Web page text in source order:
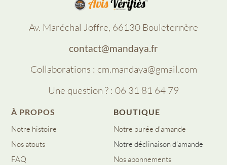
Av. Maréchal Joffre, 66130 Bouleternère
contact@mandaya.fr
Collaborations : cm.mandaya@gmail.com
Une question ? : 06 31 81 64 79
À PROPOS
Notre histoire
Nos atouts
FAQ
BOUTIQUE
Notre purée d’amande
Notre déclinaison d’amande
Nos abonnements